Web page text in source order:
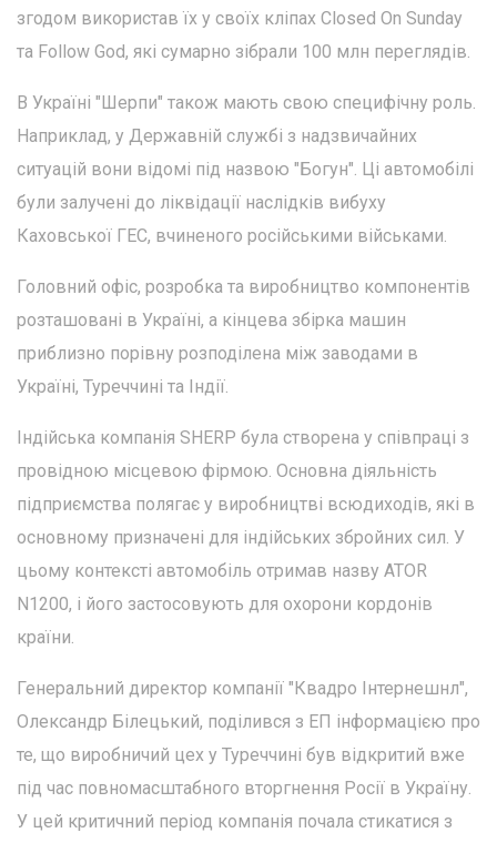
згодом використав їх у своїх кліпах Closed On Sunday
та Follow God, які сумарно зібрали 100 млн переглядів.
В Україні "Шерпи" також мають свою специфічну роль.
Наприклад, у Державній службі з надзвичайних
ситуацій вони відомі під назвою "Богун". Ці автомобілі
були залучені до ліквідації наслідків вибуху
Каховської ГЕС, вчиненого російськими військами.
Головний офіс, розробка та виробництво компонентів
розташовані в Україні, а кінцева збірка машин
приблизно порівну розподілена між заводами в
Україні, Туреччині та Індії.
Індійська компанія SHERP була створена у співпраці з
провідною місцевою фірмою. Основна діяльність
підприємства полягає у виробництві всюдиходів, які в
основному призначені для індійських збройних сил. У
цьому контексті автомобіль отримав назву ATOR
N1200, і його застосовують для охорони кордонів
країни.
Генеральний директор компанії "Квадро Інтернешнл",
Олександр Білецький, поділився з ЕП інформацією про
те, що виробничий цех у Туреччині був відкритий вже
під час повномасштабного вторгнення Росії в Україну.
У цей критичний період компанія почала стикатися з